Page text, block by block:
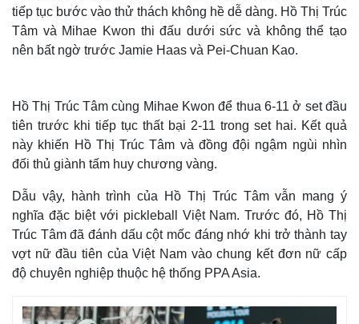
tiếp tục bước vào thử thách không hề dễ dàng. Hồ Thị Trúc
Tâm và Mihae Kwon thi đấu dưới sức và không thể tạo
nên bất ngờ trước Jamie Haas và Pei-Chuan Kao.
Hồ Thị Trúc Tâm cùng Mihae Kwon để thua 6-11 ở set đầu
tiên trước khi tiếp tục thất bại 2-11 trong set hai. Kết quả
này khiến Hồ Thị Trúc Tâm và đồng đội ngậm ngùi nhìn
đối thủ giành tấm huy chương vàng.
Dẫu vậy, hành trình của Hồ Thị Trúc Tâm vẫn mang ý
nghĩa đặc biệt với pickleball Việt Nam. Trước đó, Hồ Thị
Trúc Tâm đã đánh dấu cột mốc đáng nhớ khi trở thành tay
vợt nữ đầu tiên của Việt Nam vào chung kết đơn nữ cấp
độ chuyên nghiệp thuộc hệ thống PPA Asia.